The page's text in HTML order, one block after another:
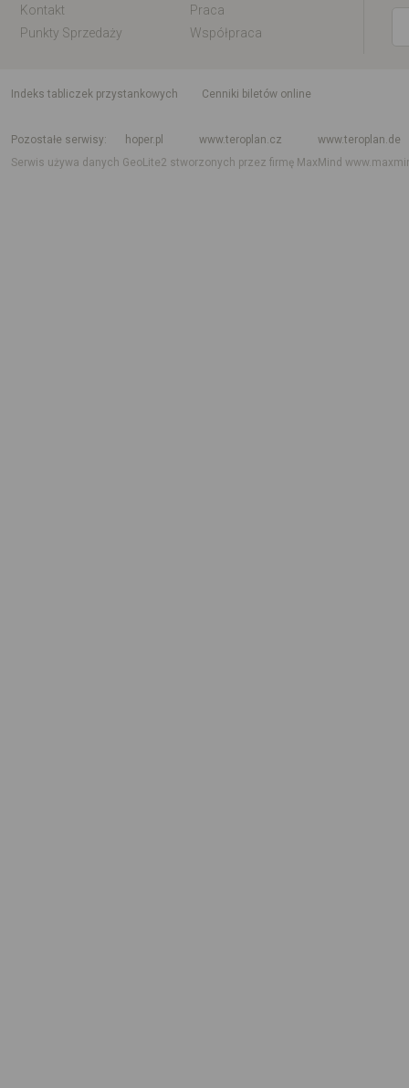
Kontakt
Praca
Punkty Sprzedaży
Współpraca
indeks tabliczek przystankowych
Cenniki biletów online
Pozostałe serwisy
hoper.pl www.teroplan.cz
www.teroplan.de
Serwis używa danych GeoLite2 stworzonych przez firmę MaxMind